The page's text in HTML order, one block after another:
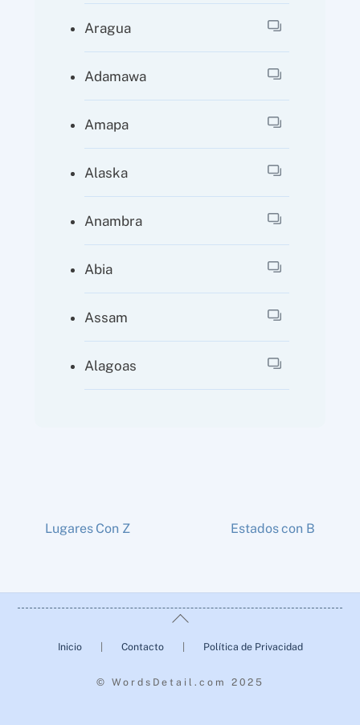
Aragua
Adamawa
Amapa
Alaska
Anambra
Abia
Assam
Alagoas
Lugares Con Z Estados con B
Back
Top
Inicio Contacto Política de Privacidad
© WordsDetail.com 2025